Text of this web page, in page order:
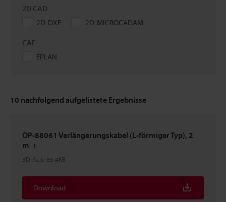
2D CAD
2D-DXF
2D-MICROCADAM
CAE
EPLAN
10 nachfolgend aufgelistete Ergebnisse
OP-88061 Verlängerungskabel (L-förmiger Typ), 2
m
3D-Acis: 85.4KB
Download